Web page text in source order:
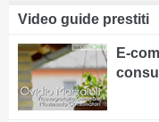
Video guide prestiti
E-